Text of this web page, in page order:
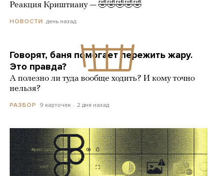
Реакция Криштиану — 🤣🤣🤣🤣🤣
НОВОСТИ день назад
Говорят, баня помогает пережить жару.
Это правда?
А полезно ли туда вообще ходить? И кому точно
нельзя?
РАЗБОР 9 карточек 2 дня назад